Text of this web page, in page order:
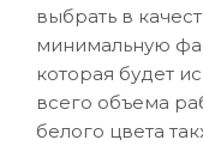
выбрать в
минимальную
которая будет
всего объема
белого цвета